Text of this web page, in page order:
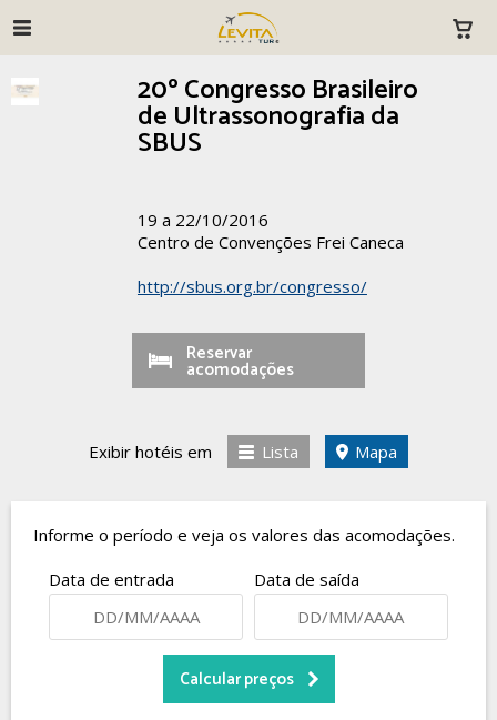
20º Congresso Brasileiro
de Ultrassonografia da
SBUS
19 a 22/10/2016
Centro de Convenções Frei Caneca
http://sbus.org.br/congresso/
Reservar
acomodações
Informe o período e veja os valores das acomodações.
Data de entrada
Data de saída
Exibir hotéis em Lista Mapa